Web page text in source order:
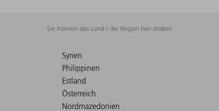
Sie können das Land / die Region hier ändern